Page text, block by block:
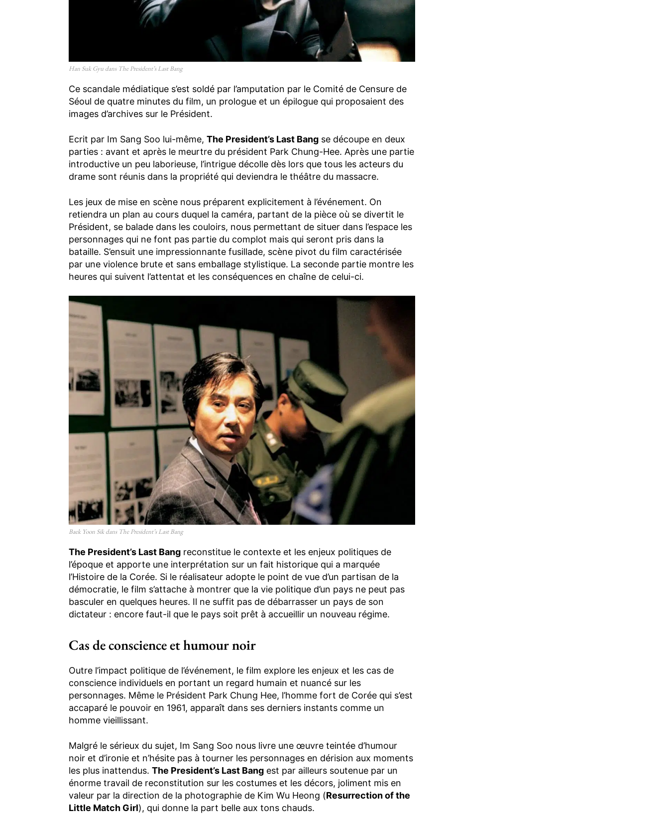
Han Suk Gyu dans The President’s Last Bang
Ce scandale médiatique s’est soldé par l’amputation par le Comité de Censure de
Séoul de quatre minutes du film, un prologue et un épilogue qui proposaient des
images d’archives sur le Président.
Ecrit par Im Sang Soo lui-même, The President’s Last Bang se découpe en deux
parties : avant et après le meurtre du président Park Chung-Hee. Après une partie
introductive un peu laborieuse, l’intrigue décolle dès lors que tous les acteurs du
drame sont réunis dans la propriété qui deviendra le théâtre du massacre.
Les jeux de mise en scène nous préparent explicitement à l’événement. On
retiendra un plan au cours duquel la caméra, partant de la pièce où se divertit le
Président, se balade dans les couloirs, nous permettant de situer dans l’espace les
personnages qui ne font pas partie du complot mais qui seront pris dans la
bataille. S’ensuit une impressionnante fusillade, scène pivot du film caractérisée
par une violence brute et sans emballage stylistique. La seconde partie montre les
heures qui suivent l’attentat et les conséquences en chaîne de celui-ci.
Baek Yoon Sik dans The President’s Last Bang
The President’s Last Bang reconstitue le contexte et les enjeux politiques de
l’époque et apporte une interprétation sur un fait historique qui a marquée
l’Histoire de la Corée. Si le réalisateur adopte le point de vue d’un partisan de la
démocratie, le film s’attache à montrer que la vie politique d’un pays ne peut pas
basculer en quelques heures. Il ne suffit pas de débarrasser un pays de son
dictateur : encore faut-il que le pays soit prêt à accueillir un nouveau régime.
Cas de conscience et humour noir
Outre l’impact politique de l’événement, le film explore les enjeux et les cas de
conscience individuels en portant un regard humain et nuancé sur les
personnages. Même le Président Park Chung Hee, l’homme fort de Corée qui s’est
accaparé le pouvoir en 1961, apparaît dans ses derniers instants comme un
homme vieillissant.
Malgré le sérieux du sujet, Im Sang Soo nous livre une œuvre teintée d’humour
noir et d’ironie et n’hésite pas à tourner les personnages en dérision aux moments
les plus inattendus. The President’s Last Bang est par ailleurs soutenue par un
énorme travail de reconstitution sur les costumes et les décors, joliment mis en
valeur par la direction de la photographie de Kim Wu Heong (Resurrection of the
Little Match Girl), qui donne la part belle aux tons chauds.